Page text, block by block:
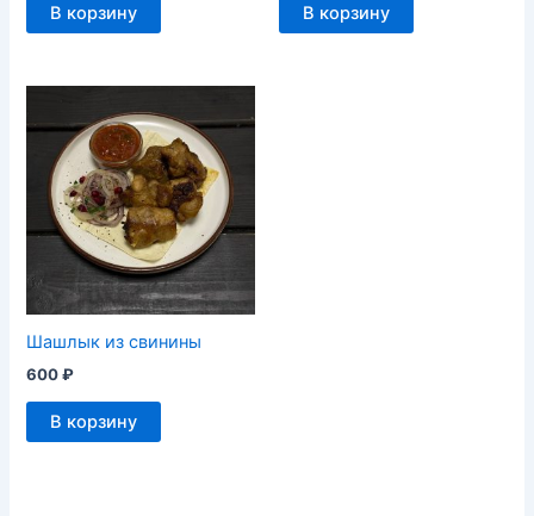
В корзину В корзину
Шашлык из свинины
600₽
В корзину